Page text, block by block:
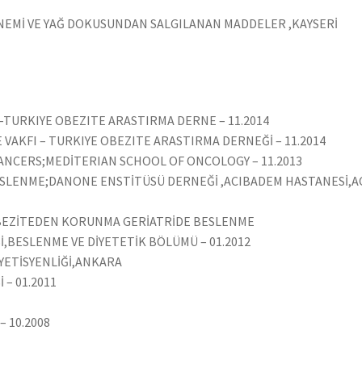
VE YAĞ DOKUSUNDAN SALGILANAN MADDELER ,KAYSERİ
OBEZITE ARASTIRMA DERNE – 11.2014
– TURKIYE OBEZITE ARASTIRMA DERNEĞİ – 11.2014
SCHOOL OF ONCOLOGY – 11.2013
ENSTİTÜSÜ DERNEĞİ ,ACIBADEM
KORUNMA GERİATRİDE BESLENME
VE DİYETETİK BÖLÜMÜ – 01.2012
– 01.2011
10.2008